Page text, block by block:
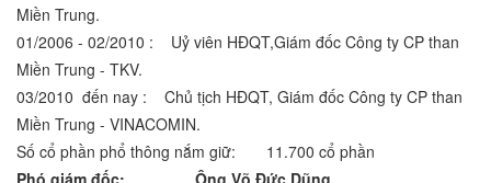
Miền Trung.
01/2006 - 02/2010 : Uỷ viên HĐQT,Giám đốc Công ty CP than
Miền Trung - TKV.
03/2010 đến nay : Chủ tịch HĐQT, Giám đốc Công ty CP than
Miền Trung - VINACOMIN.
Số cổ phần phổ thông nắm giữ: 11.700 cổ phần